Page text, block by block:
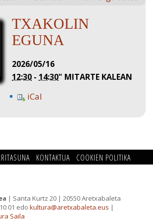
TXAKOLIN
EGUNA
2026/05/16
12:30 - 14:30" MITARTE KALEAN
iCal
KONTAKTUA
COOKIEN POLITIKA
| Santa Kurtz 20 | 20550 Aretxabaleta
01 edo kultura@aretxabaleta.eus |
Saila